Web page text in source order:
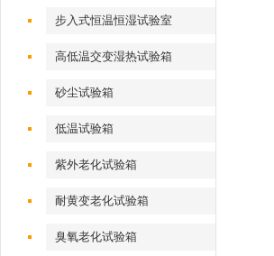
步入式恒温恒湿试验室
高低温交变湿热试验箱
砂尘试验箱
低温试验箱
紫外老化试验箱
耐黄变老化试验箱
臭氧老化试验箱